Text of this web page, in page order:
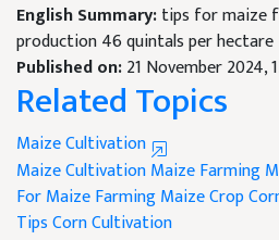
English Summary:tips for maize
production 46 quintals per hectare
Published on:21 November 2024,
Related Topics
Maize Cultivation
Maize CultivationMaize Farming
For Maize FarmingMaize Crop
TipsCorn Cultivation